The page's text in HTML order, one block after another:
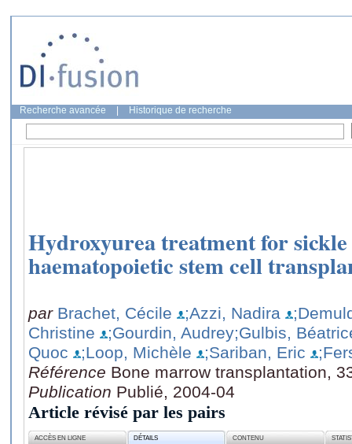
Recherche avancée Historique de recherche
Hydroxyurea treatment for
haematopoietic stem cell
par Brachet, Cécile ;Azzi, Nadira
Christine
;Gourdin, Audrey;Gulbis,
Quoc
;Loop, Michèle ;Sariban, Eric
Référence Bone marrow transplantation,
Publication Publié, 2004-04
Article révisé par les pairs
ACCÈS EN LIGNE DÉTAILS CONTENU